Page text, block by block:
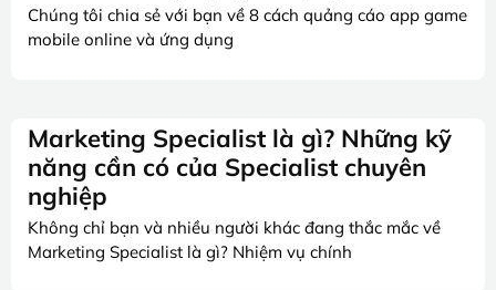
Chúng tôi chia sẻ với bạn về 8 cách quảng cáo app game
mobile online và ứng dụng
Marketing Specialist là gì? Những kỹ
năng cần có của Specialist chuyên
nghiệp
Không chỉ bạn và nhiều người khác đang thắc mắc về
Marketing Specialist là gì? Nhiệm vụ chính